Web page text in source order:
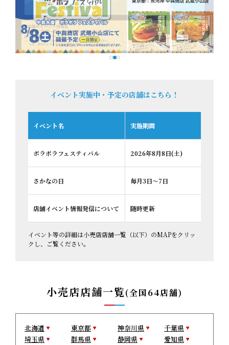
イベント実施中・予定の店舗はこちら！
イベント名 実施期間
ボラボラフェスティバル 2026年8月8日(土)
さかなの日 毎月3日～7日
店舗イベント情報発信について 随時更新
イベント等の詳細は小売店店舗一覧（以下）のMAPをクリッ
クし、ご覧ください。
小売店店舗一覧(全国64店舗)
北海道 東京都 神奈川県
千葉県
埼玉県
群馬県 静岡県
愛知県